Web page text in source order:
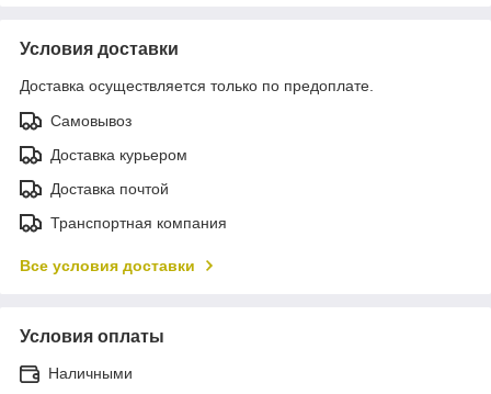
Условия доставки
Доставка осуществляется только по предоплате.
Самовывоз
Доставка курьером
Доставка почтой
Транспортная компания
Все условия доставки
Условия оплаты
Наличными